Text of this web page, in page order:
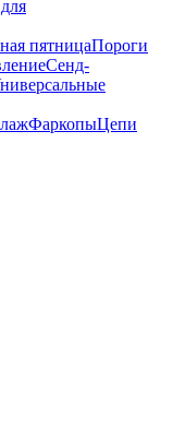
пятницаПороги
Сенд-
ФаркопыЦепи